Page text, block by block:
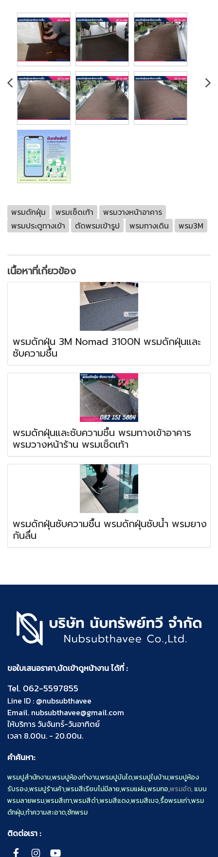
พรมดักฝุ่น พรมเช็ดเท้า
พรมวางหน้าอาคาร
พรมประตูทางเข้า
ตัดพรมเข้ารูป พรมทางเดิน พรม3M
เนื้อหาที่เกี่ยวข้อง
พรมดักฝุ่น 3M Nomad 3100N พรมดักฝุ่นและ
ซับความชื้น
พรมดักฝุ่นและซับความชื้น พรมทางเข้าอาคาร
พรมวางหน้าร้าน พรมเช็ดเท้า
พรมดักฝุ่นซับความชื้น พรมดักฝุ่นซับน้ำ พรมยาง
กันลื่น
ขอใบเสนอราคา,นัดเข้าดูหน้างาน ได้ที่ :
Tel. 062-5597855
Line ID : @nubsubthavee
Email. nubsubthavee@gmail.com
ให้บริการ วันจันทร์-วันอาทิตย์
เวลา 8.00น. - 20.00น.
คำค้นหา:
พรมปูสำนักงาน,พรมปูห้องทำงาน,พรมปูบันได,พรมปูในบ้าน,พรมปูห้อง
รับรอง,พรมปูร้านค้า,พรมสีเรียบไม่มีลาย,พรมแผ่น,พรมทอ,พรมอัด,แบบ
พรมลายพรม,พรมสีเทา,พรมสีดำ,พรมสีแดง,พรมสีเบจ,รื้อพรมเก่า,พรม
ดักฝุ่น,ทำความสะอาด,ซักพรม
ติดต่อเรา :